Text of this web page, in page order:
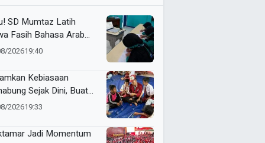
SD Mumtaz Latih
Fasih Bahasa Arab
Program Talent
202619:40
Kebiasaan
Sejak Dini, Buat
Barang Bekas
202619:33
Jadi Momentum